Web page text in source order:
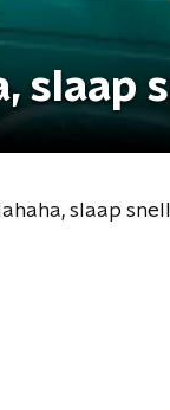
slaap
slaap